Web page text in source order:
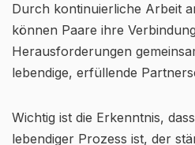
Durch kontinuierliche Arbeit
können Paare ihre
Herausforderungen
lebendige, erfüllende
Wichtig ist die Erkenntnis,
lebendiger Prozess ist, der